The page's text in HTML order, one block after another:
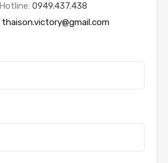
Hotline: 0949.437.438
thaison.victory@gmail.com